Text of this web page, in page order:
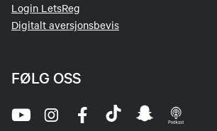
Login LetsReg
Digitalt aversjonsbevis
FØLG OSS